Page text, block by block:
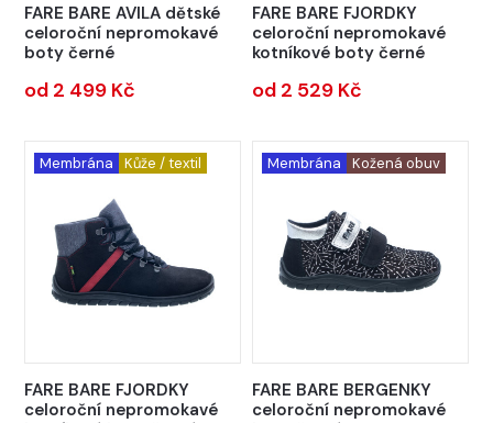
FARE BARE AVILA dětské
celoroční nepromokavé
boty černé
od 2 499 Kč
FARE BARE FJORDKY
celoroční nepromokavé
kotníkové boty černé
od 2 529 Kč
Membrána Kůže / textil
FARE BARE FJORDKY
celoroční nepromokavé
Membrána Kožená obuv
FARE BARE BERGENKY
celoroční nepromokavé